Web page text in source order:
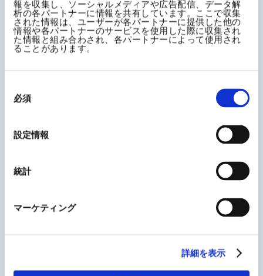
報を収集し、ソーシャルメディアや広告配信、データ解
析の各パートナーに情報を共有しています。ここで収集
された情報は、ユーザーが各パートナーに提供した他の
情報や各パートナーのサービスを使用した際に収集され
た情報と組み合わされ、各パートナーによって使用され
ることがあります。
の必須
設定情報
統計
マーケティング
詳細を表示
排水は、事業所がある地方都市の基準などを遵守し、また
必要に応じて基準よりも厳しい自主規制基準を設定し、適
正に管理します。
循環型社会の構築のために、法規制を遵守し、資源の有効
ために4R活動（Refuse、Reduce、Reuse、Recycle）を
企業活動において、自然資本に与える影響をふまえ、生物